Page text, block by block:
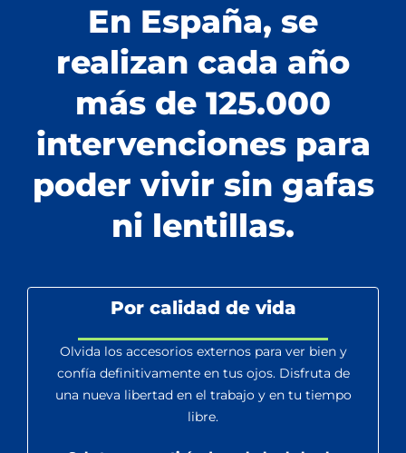
En España, se
realizan cada año
más de 125.000
intervenciones para
poder vivir sin gafas
ni lentillas.
Por calidad de vida
Olvida los accesorios externos para ver bien y
confía definitivamente en tus ojos. Disfruta de
una nueva libertad en el trabajo y en tu tiempo
libre.